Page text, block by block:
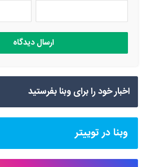
اخبار خود را برای وبنا بفرستید
وبنا در توییتر